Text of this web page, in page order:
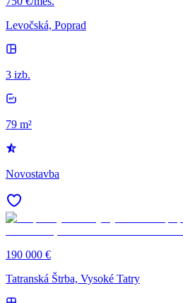
Levočská, Poprad
3 izb.
79 m²
Novostavba
190 000 €
Tatranská Štrba, Vysoké Tatry